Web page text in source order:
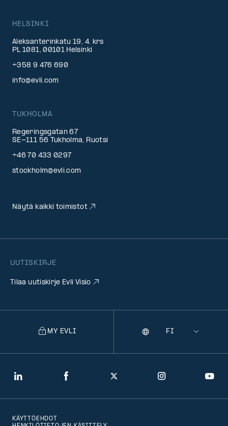
UUTISKIRJE
Tilaa uutiskirje Evli Visio
HELSINKI
Aleksanterinkatu 19, 4. krs
PL 1081, 00101 Helsinki
+358 9 476 690
info@evli.com
TUKHOLMA
Regeringsgatan 67
SE-111 56 Tukholma, Ruotsi
+46 70 433 0297
stockholm@evli.com
Näytä kaikki toimistot
LinkedIn Facebook Twitter Instagram
MY EVLI
Selecting
Kieli
KÄYTTÖEHDOT